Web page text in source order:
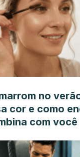
y paravertebral
postoperatoria en
de ensayos
(Edicion En
A. B., Reuter, M. A.,
La resección
presión hidráulica,
grandes.
Favela, P.,
no
cor e como
com você